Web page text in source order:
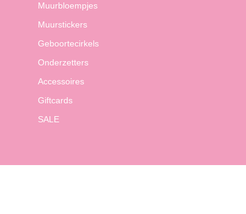
Muurbloempjes
Muurstickers
Geboortecirkels
Onderzetters
Accessoires
Giftcards
SALE